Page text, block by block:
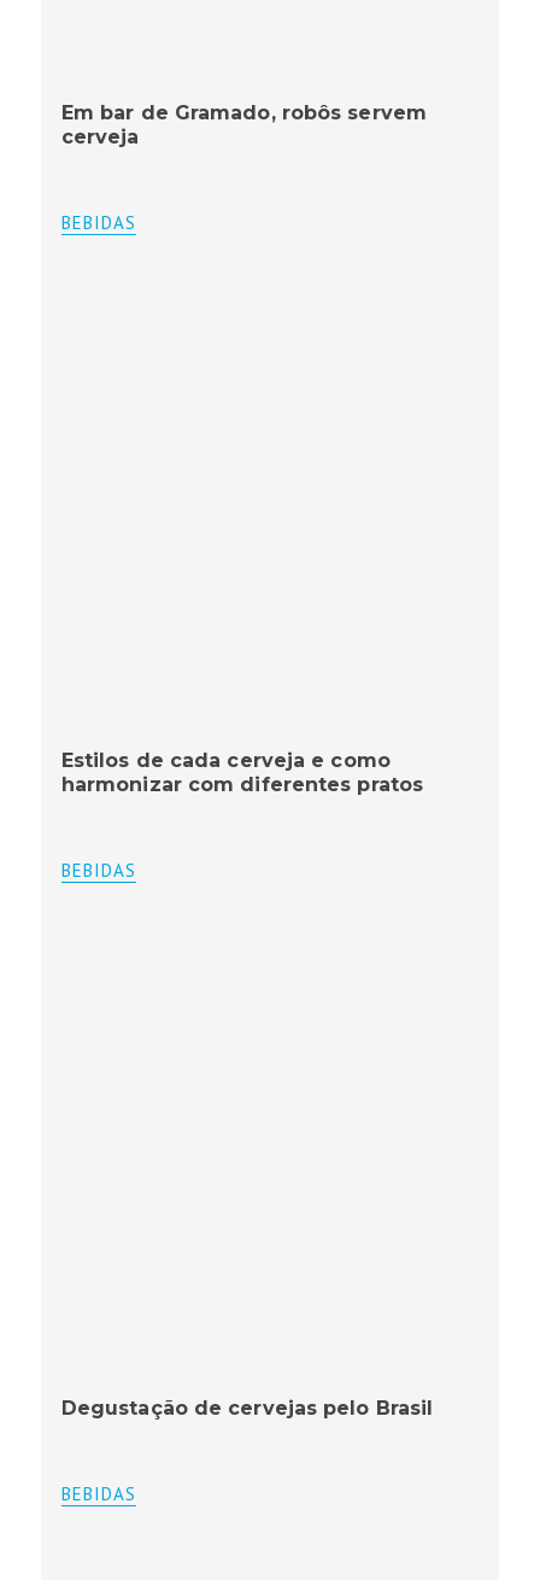
Em bar de Gramado, robôs servem
cerveja
BEBIDAS
Estilos de cada cerveja e como
harmonizar com diferentes pratos
BEBIDAS
Degustação de cervejas pelo Brasil
BEBIDAS